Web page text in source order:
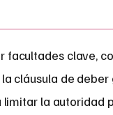
facultades clave,
cláusula de
limitar la